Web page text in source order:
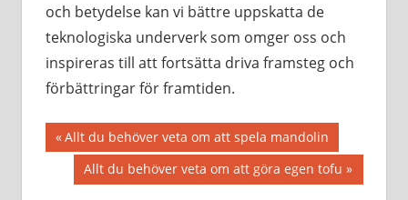
och betydelse kan vi bättre uppskatta de
teknologiska underverk som omger oss och
inspireras till att fortsätta driva framsteg och
förbättringar för framtiden.
Inläggsnavigering
Föregående
inlägg:
Allt du behöver veta om att spela mandolin
Nästa
inlägg:
Allt du behöver veta om att göra egen tofu